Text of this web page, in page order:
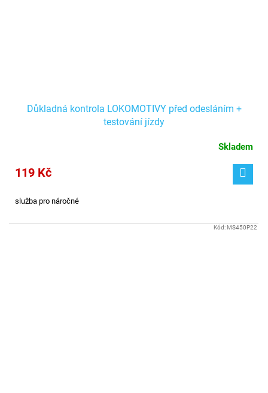
Důkladná kontrola LOKOMOTIVY před odesláním +
testování jízdy
Skladem
119 Kč
služba pro náročné
Kód:MS450P22